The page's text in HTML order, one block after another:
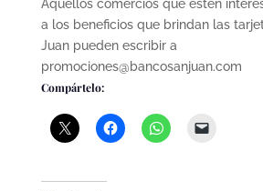
Aquellos comercios que estén
a los beneficios que brindan las
Juan pueden escribir a
promociones@bancosanjuan.com
Compártelo: